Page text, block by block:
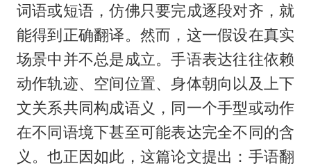
词语或短语，仿佛只要完成逐段对齐，就
能得到正确翻译。然而，这一假设在真实
场景中并不总是成立。手语表达往往依赖
动作轨迹、空间位置、身体朝向以及上下
文关系共同构成语义，同一个手型或动作
在不同语境下甚至可能表达完全不同的含
义。也正因如此，这篇论文提出：手语翻